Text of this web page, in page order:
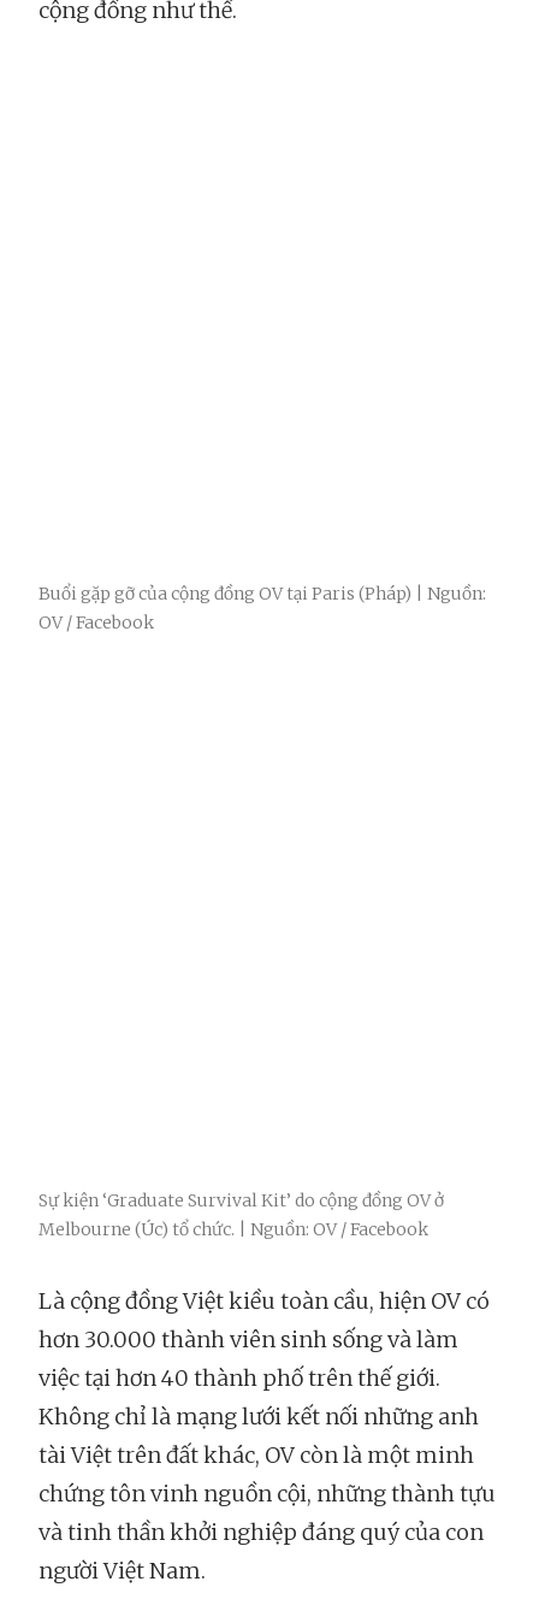
cộng đồng như thế.
Buổi gặp gỡ của cộng đồng OV tại Paris (Pháp) | Nguồn:
OV / Facebook
Sự kiện ‘Graduate Survival Kit’ do cộng đồng OV ở
Melbourne (Úc) tổ chức. | Nguồn: OV / Facebook
Là cộng đồng Việt kiều toàn cầu, hiện OV có
hơn 30.000 thành viên sinh sống và làm
việc tại hơn 40 thành phố trên thế giới.
Không chỉ là mạng lưới kết nối những anh
tài Việt trên đất khác, OV còn là một minh
chứng tôn vinh nguồn cội, những thành tựu
và tinh thần khởi nghiệp đáng quý của con
người Việt Nam.